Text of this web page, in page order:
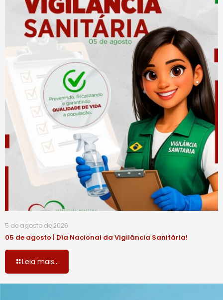
5 de agosto de 2026
05 de agosto | Dia Nacional da Vigilância Sanitária!
Leia mais...